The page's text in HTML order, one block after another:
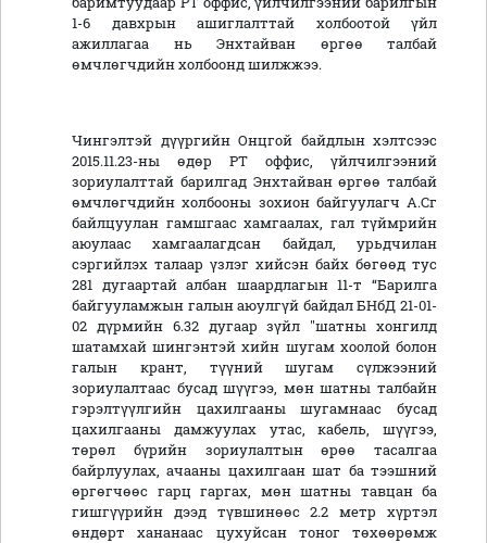
1-6 давхрын ашиглалттай холбоотой үйл
ажиллагаа нь Энхтайван өргөө талбай
өмчлөгчдийн холбоонд шилжжээ.
Чингэлтэй дүүргийн Онцгой байдлын хэлтсээс
2015.11.23-ны өдөр PT оффис, үйлчилгээний
зориулалттай барилгад Энхтайван өргөө талбай
өмчлөгчдийн холбооны зохион байгуулагч А.Сг
байлцуулан гамшгаас хамгаалах, гал түймрийн
аюулаас хамгаалагдсан байдал, урьдчилан
сэргийлэх талаар үзлэг хийсэн байх бөгөөд тус
281 дугаартай албан шаардлагын 11-т “Барилга
байгууламжын галын аюулгүй байдал БНбД 21-01-
02 дүрмийн 6.32 дугаар зүйл "шатны хонгилд
шатамхай шингэнтэй хийн шугам хоолой болон
галын крант, түүний шугам сүлжээний
зориулалтаас бусад шүүгээ, мөн шатны талбайн
гэрэлтүүлгийн цахилгааны шугамнаас бусад
цахилгааны дамжуулах утас, кабель, шүүгээ,
төрөл бүрийн зориулалтын өрөө тасалгаа
байрлуулах, ачааны цахилгаан шат ба тээшний
өргөгчөөс гарц гаргах, мөн шатны тавцан ба
гишгүүрийн дээд түвшинөөс 2.2 метр хүртэл
өндөрт хананаас цухуйсан тоног төхөөрөмж